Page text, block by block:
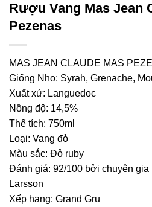
Rượu Vang Mas Jean
Pezenas
MAS JEAN CLAUDE MAS
Giống Nho: Syrah, Grenache,
Xuất xứ: Languedoc
Nồng độ: 14,5%
Thể tích: 750ml
Loại: Vang đỏ
Màu sắc: Đỏ ruby
Đánh giá: 92/100 bởi chuyên
Larsson
Xếp hạng: Grand Gru